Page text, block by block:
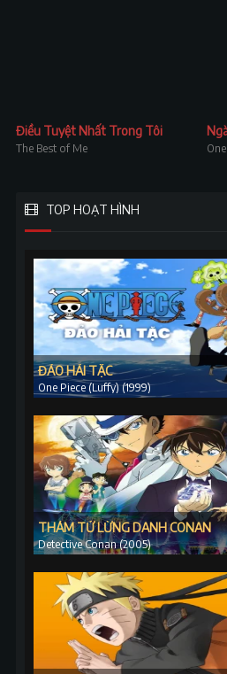
Điều Tuyệt Nhất Trong Tôi
The Best of Me
TOP HOẠT HÌNH
ĐẢO HẢI TẶC
One Piece (Luffy) (1999)
THÁM TỬ LỪNG DANH CONAN
Detective Conan (2005)